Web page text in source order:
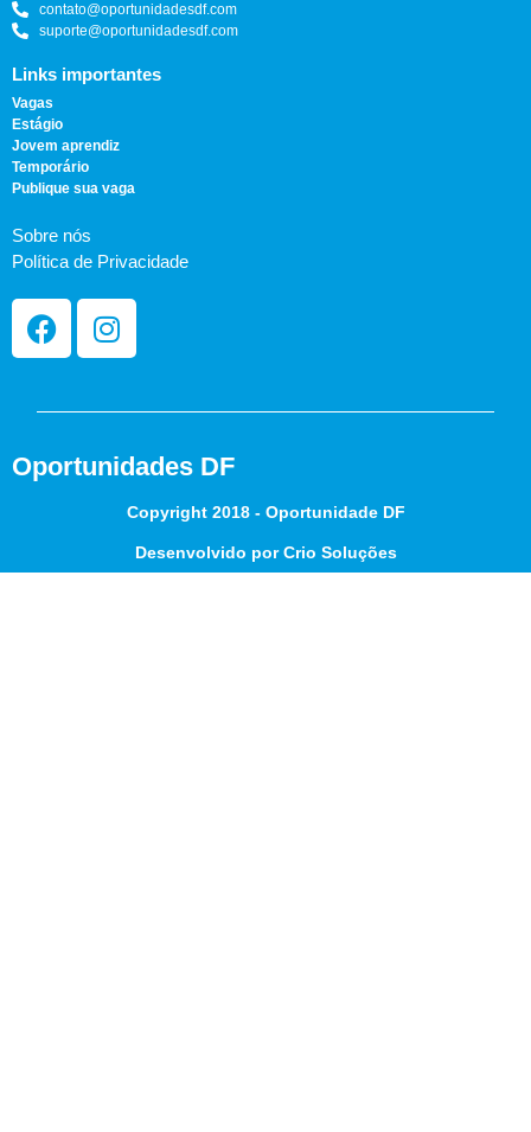
contato@oportunidadesdf.com
suporte@oportunidadesdf.com
Links importantes
Vagas
Estágio
Jovem aprendiz
Temporário
Publique sua vaga
Sobre nós
Política de Privacidade
Oportunidades DF
Copyright 2018 - Oportunidade DF
Desenvolvido por Crio Soluções